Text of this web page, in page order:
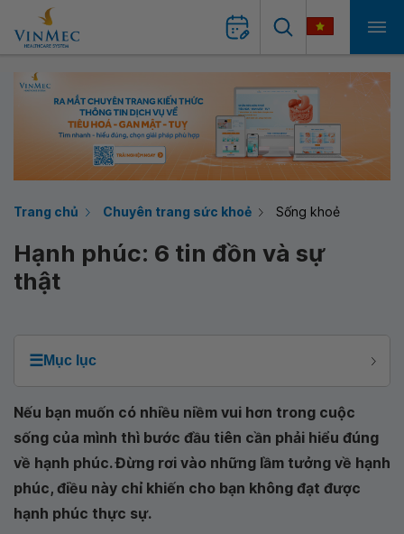
Trang chủ Chuyên trang sức khoẻ Sống khoẻ
Hạnh phúc: 6 tin đồn và sự
thật
☰Mục lục
Nếu bạn muốn có nhiều niềm vui hơn trong cuộc
sống của mình thì bước đầu tiên cần phải hiểu đúng
về hạnh phúc. Đừng rơi vào những lầm tưởng về hạnh
phúc, điều này chỉ khiến cho bạn không đạt được
hạnh phúc thực sự.